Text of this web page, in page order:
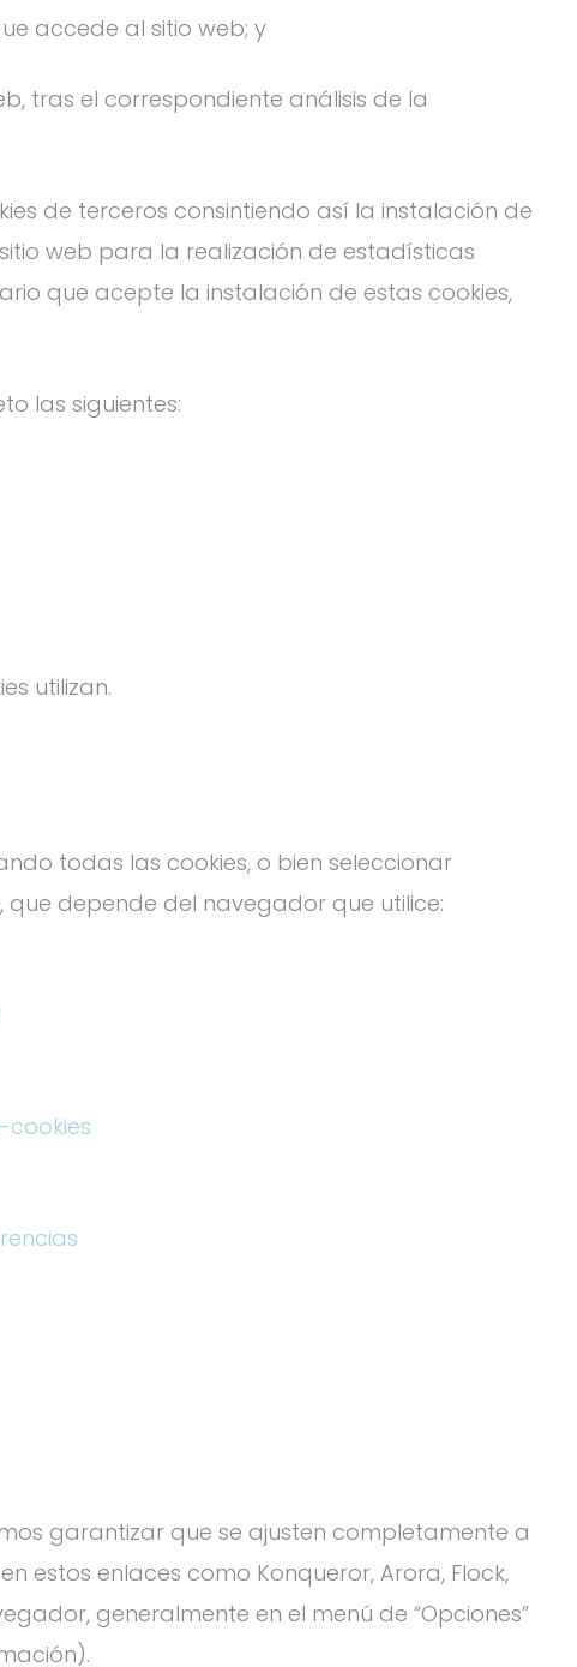
accede al sitio web; y
tras el correspondiente análisis de la
de terceros consintiendo así la instalación de
web para la realización de estadísticas
que acepte la instalación de estas cookies,
las siguientes:
utilizan.
todas las cookies, o bien seleccionar
que depende del navegador que utilice:
garantizar que se ajusten completamente a
estos enlaces como Konqueror, Arora, Flock,
generalmente en el menú de “Opciones”